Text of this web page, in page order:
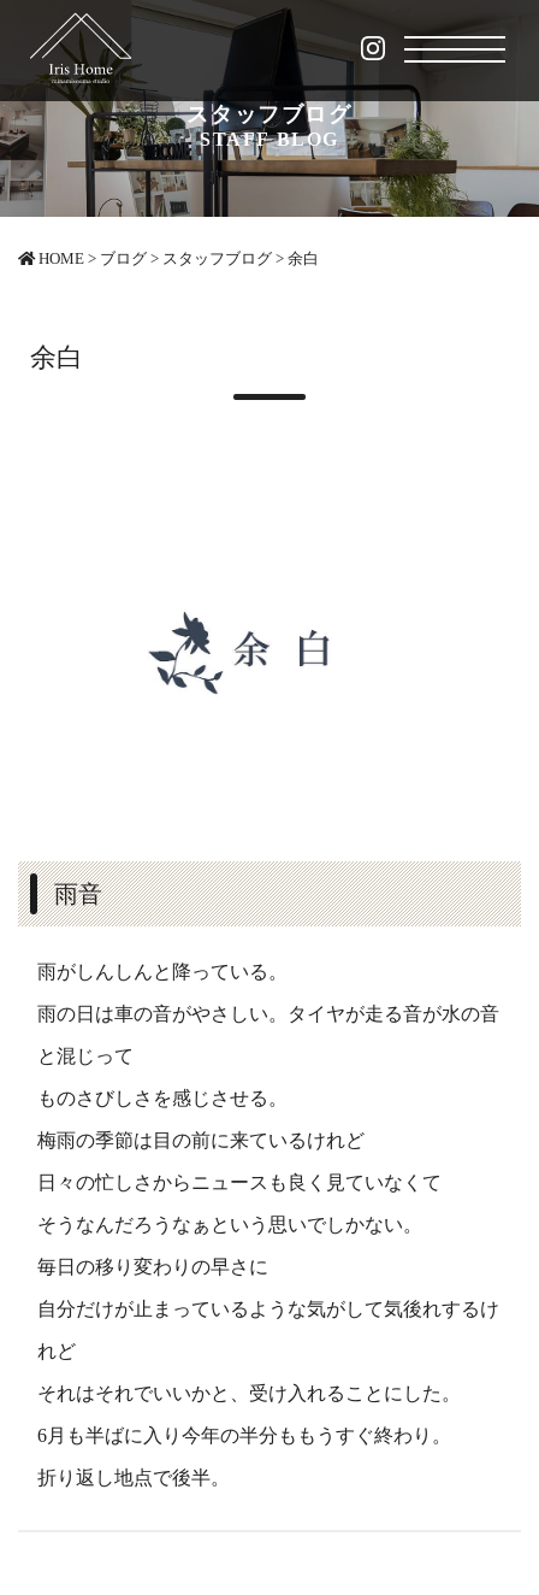
スタッフブログ
STAFF BLOG
HOME > ブログ > スタッフブログ > 余白
余白
雨音
雨がしんしんと降っている。
雨の日は車の音がやさしい。タイヤが走る音が水の音
と混じって
ものさびしさを感じさせる。
梅雨の季節は目の前に来ているけれど
日々の忙しさからニュースも良く見ていなくて
そうなんだろうなぁという思いでしかない。
毎日の移り変わりの早さに
自分だけが止まっているような気がして気後れするけ
れど
それはそれでいいかと、受け入れることにした。
6月も半ばに入り今年の半分ももうすぐ終わり。
折り返し地点で後半。